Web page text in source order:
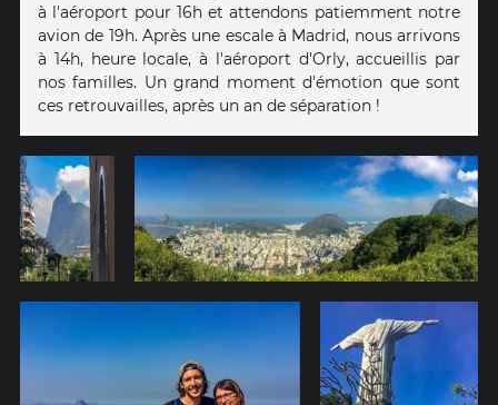
à l'aéroport pour 16h et attendons patiemment notre
avion de 19h. Après une escale à Madrid, nous arrivons
à 14h, heure locale, à l'aéroport d'Orly, accueillis par
nos familles. Un grand moment d'émotion que sont
ces retrouvailles, après un an de séparation !